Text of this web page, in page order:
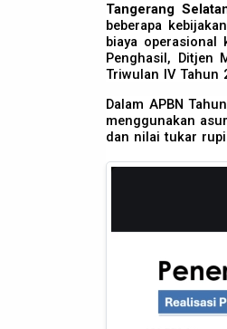
Tangerang
beberapa
biaya operasional
Penghasil, Ditjen
Triwulan IV Tahun
Dalam APBN
menggunakan
dan nilai tukar